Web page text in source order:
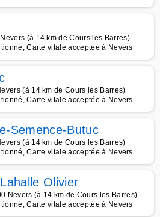
(à 14 km de Cours les Barres)
Carte vitale acceptée à Nevers
(à 14 km de Cours les Barres)
Carte vitale acceptée à Nevers
Semence-Butuc
(à 14 km de Cours les Barres)
Carte vitale acceptée à Nevers
Olivier
Nevers (à 14 km de Cours les Barres)
Carte vitale acceptée à Nevers